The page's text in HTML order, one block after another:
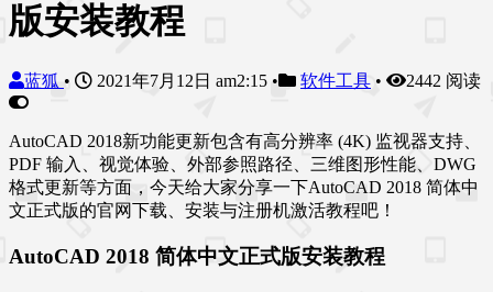
版安装教程
蓝狐 • 2021年7月12日 am2:15 • 软件工具 • 2442 阅读
AutoCAD 2018新功能更新包含有高分辨率 (4K) 监视器支持、
PDF 输入、视觉体验、外部参照路径、三维图形性能、DWG
格式更新等方面，今天给大家分享一下AutoCAD 2018 简体中
文正式版的官网下载、安装与注册机激活教程吧！
AutoCAD 2018 简体中文正式版安装教程